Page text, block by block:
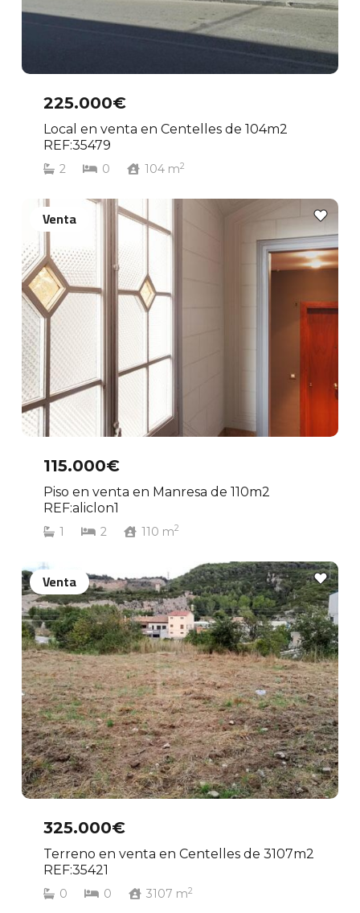
225.000€
Local en venta en Centelles de 104m2
REF:35479
2 0 104m2
115.000€
Piso en venta en Manresa de 110m2
REF:aliclon1
1 2 110 m2
Venta
325.000€
Terreno en venta en Centelles de 3107m2
REF:35421
0 0 3107 m2
Venta